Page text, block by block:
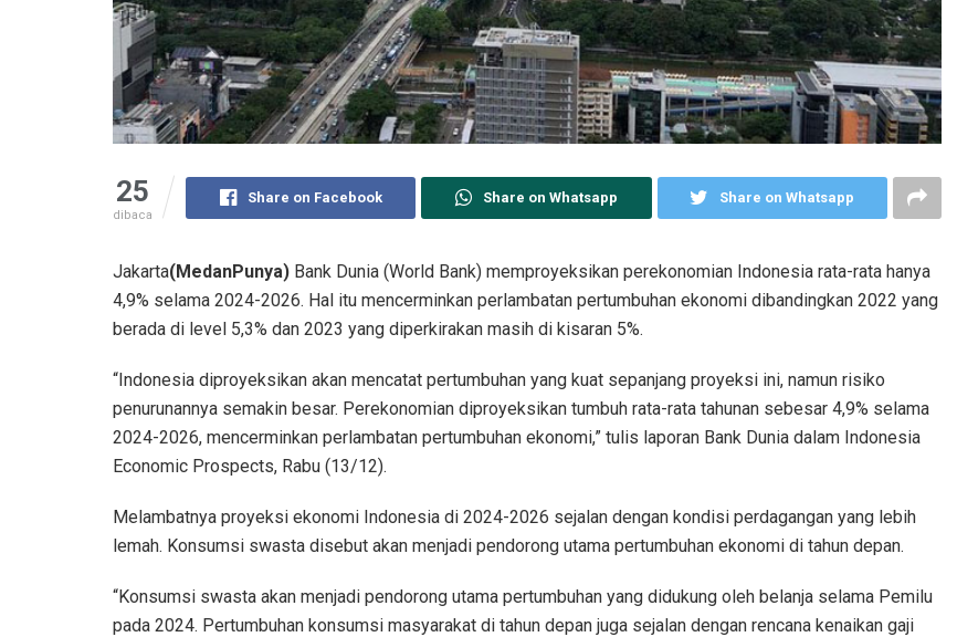
25
dibaca
Share on Facebook Share on Whatsapp Share on Whatsapp
Jakarta(MedanPunya) Bank Dunia (World Bank) memproyeksikan perekonomian Indonesia rata-rata hanya
4,9% selama 2024-2026. Hal itu mencerminkan perlambatan pertumbuhan ekonomi dibandingkan 2022 yang
berada di level 5,3% dan 2023 yang diperkirakan masih di kisaran 5%.
“Indonesia diproyeksikan akan mencatat pertumbuhan yang kuat sepanjang proyeksi ini, namun risiko
penurunannya semakin besar. Perekonomian diproyeksikan tumbuh rata-rata tahunan sebesar 4,9% selama
2024-2026, mencerminkan perlambatan pertumbuhan ekonomi,” tulis laporan Bank Dunia dalam Indonesia
Economic Prospects, Rabu (13/12).
Melambatnya proyeksi ekonomi Indonesia di 2024-2026 sejalan dengan kondisi perdagangan yang lebih
lemah. Konsumsi swasta disebut akan menjadi pendorong utama pertumbuhan ekonomi di tahun depan.
“Konsumsi swasta akan menjadi pendorong utama pertumbuhan yang didukung oleh belanja selama Pemilu
pada 2024. Pertumbuhan konsumsi masyarakat di tahun depan juga sejalan dengan rencana kenaikan gaji